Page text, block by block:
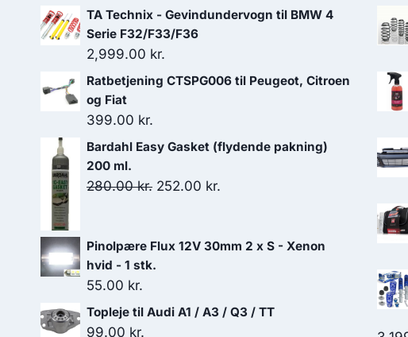
TA Technix - Gevindundervogn til BMW 4
Serie F32/F33/F36
2,999.00 kr.
Ratbetjening CTSPG006 til Peugeot, Citroen
og Fiat
399.00 kr.
Bardahl Easy Gasket (flydende pakning)
200 ml.
280.00kr. Den
var:
252.00 kr.
er:
Pinolpære Flux 12V 30mm 2 x S - Xenon
hvid - 1 stk.
55.00 kr.
Topleje til Audi A1 / A3 / Q3 / TT
99.00 kr.